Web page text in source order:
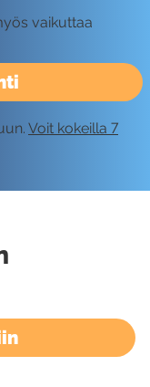
vaikuttaa
Voit kokeilla 7